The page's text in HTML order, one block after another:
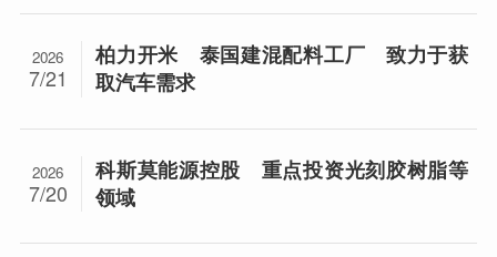
柏力开米 泰国建混配料工厂 致力于获
取汽车需求
2026
7/21
科斯莫能源控股 重点投资光刻胶树脂等
领域
2026
7/20